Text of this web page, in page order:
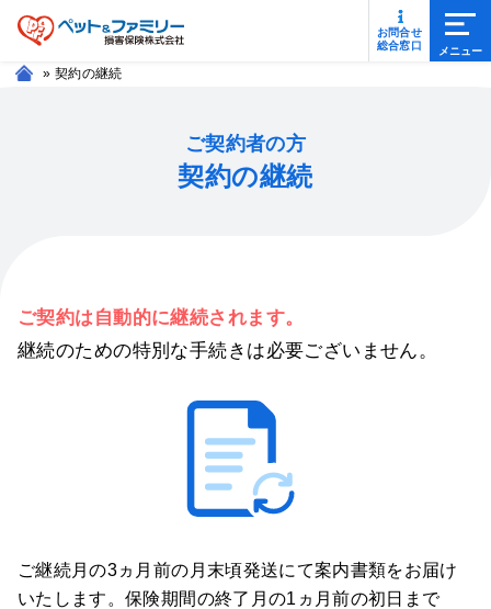
お問合せ
総合窓口
» 契約の継続
ご契約者の方
契約の継続
ご契約は自動的に継続されます。
継続のための特別な手続きは必要ございません。
ご継続月の3ヵ月前の月末頃発送にて案内書類をお届け
いたします。保険期間の終了月の1ヵ月前の初日まで